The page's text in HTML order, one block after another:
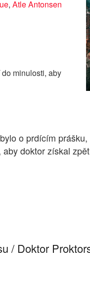
, Atle Antonsen
minulosti, aby
o prdícím
doktor získal
/ Doktor